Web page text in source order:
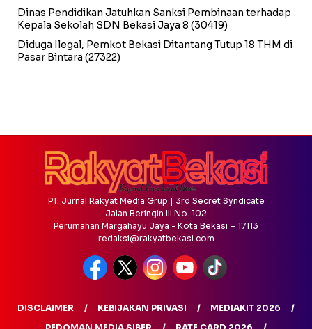
Dinas Pendidikan Jatuhkan Sanksi Pembinaan terhadap
Kepala Sekolah SDN Bekasi Jaya 8 (30419)
Diduga Ilegal, Pemkot Bekasi Ditantang Tutup 18 THM di
Pasar Bintara (27322)
PT. Jurnal Rakyat Media Grup | 3rd Secret Syndicate
Jalan Beringin III No. 102
Perumahan Margahayu Jaya - Kota Bekasi – 17113
redaksi@rakyatbekasi.com
DISCLAIMER KEBIJAKAN PRIVASI
MEDIAKIT 2026